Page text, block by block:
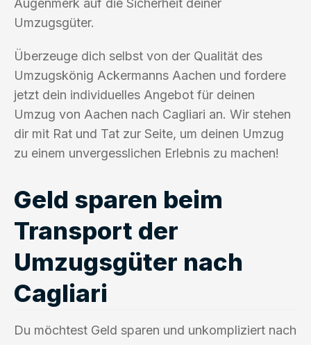
Augenmerk auf die Sicherheit deiner
Umzugsgüter.
Überzeuge dich selbst von der Qualität des
Umzugskönig Ackermanns Aachen und fordere
jetzt dein individuelles Angebot für deinen
Umzug von Aachen nach Cagliari an. Wir stehen
dir mit Rat und Tat zur Seite, um deinen Umzug
zu einem unvergesslichen Erlebnis zu machen!
Geld sparen beim
Transport der
Umzugsgüter nach
Cagliari
Du möchtest Geld sparen und unkompliziert nach